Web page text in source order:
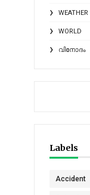
WEATHER
WORLD
വിനോദം
Labels
Accident